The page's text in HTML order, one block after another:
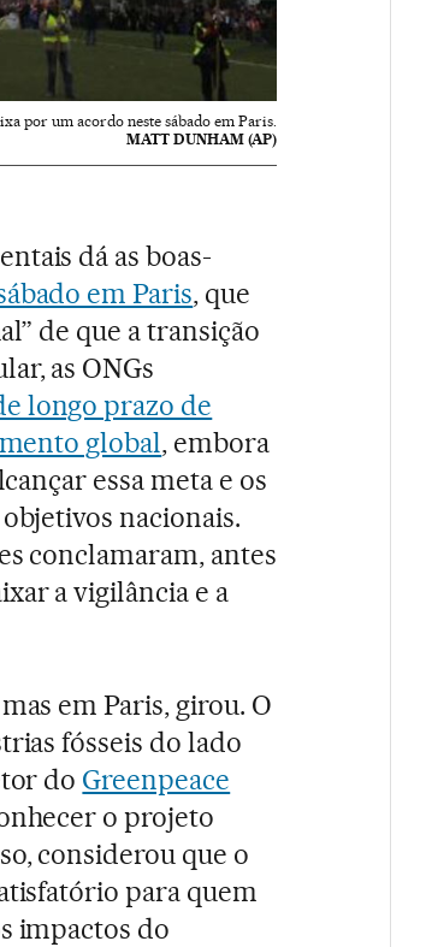
por um acordo neste sábado em Paris.
MATT DUNHAM (AP)
dá as boas-
em Paris, que
de que a transição
as ONGs
longo prazo de
global, embora
essa meta e os
nacionais.
conclamaram, antes
a vigilância e a
em Paris, girou. O
fósseis do lado
do Greenpeace
o projeto
considerou que o
para quem
impactos do